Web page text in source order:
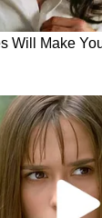
সংখ্যা